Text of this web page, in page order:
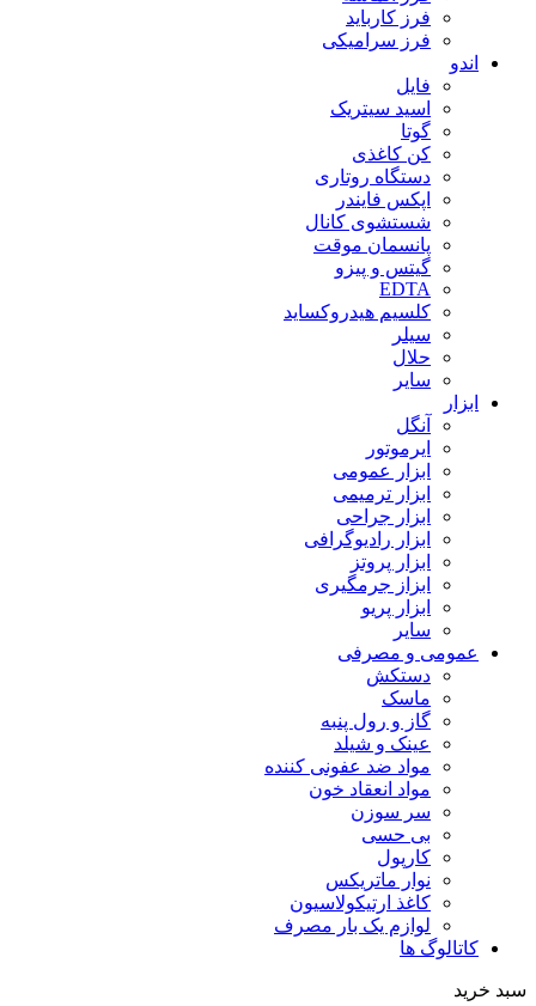
فرز کارباید
فرز سرامیکی
اندو
فایل
اسید سیتریک
گوتا
کن کاغذی
دستگاه روتاری
اپکس فایندر
شستشوی کانال
پانسمان موقت
گیتس و پیزو
EDTA
کلسیم هیدروکساید
سیلر
حلال
سایر
ابزار
آنگل
ایرموتور
ابزار عمومی
ابزار ترمیمی
ابزار جراحی
ابزار رادیوگرافی
ابزار پروتز
ابزاز جرمگیری
ابزار پریو
سایر
عمومی و مصرفی
دستکش
ماسک
گاز و رول پنبه
عینک و شیلد
مواد ضد عفونی کننده
مواد انعقاد خون
سر سوزن
بی حسی
کارپول
نوار ماتریکس
کاغذ ارتیکولاسیون
لوازم یک بار مصرف
کاتالوگ ها
سبد خرید